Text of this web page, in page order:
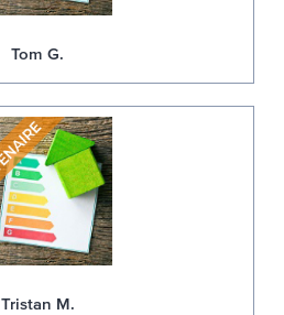
Tom G.
Tristan M.